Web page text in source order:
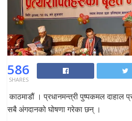
586
SHARES
काठमाडौं । प्रधानमन्त्री पुष्पकमल दाहाल
सबै अंगदानको घोषणा गरेका छन् ।